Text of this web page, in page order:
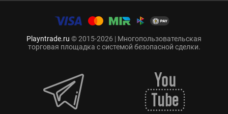
Playntrade.ru © 2015-2026 | Многопользовательская
торговая площадка с системой безопасной сделки.